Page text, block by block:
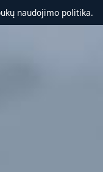
naudojimo politika.